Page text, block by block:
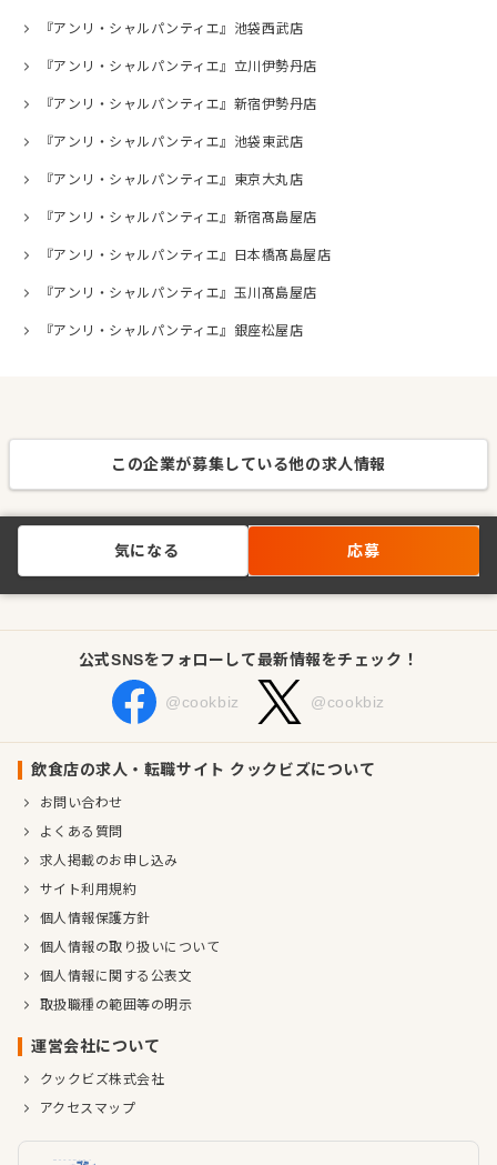
『アンリ・シャルパンティエ』池袋西武店
『アンリ・シャルパンティエ』立川伊勢丹店
『アンリ・シャルパンティエ』新宿伊勢丹店
『アンリ・シャルパンティエ』池袋東武店
『アンリ・シャルパンティエ』東京大丸店
『アンリ・シャルパンティエ』新宿髙島屋店
『アンリ・シャルパンティエ』日本橋髙島屋店
『アンリ・シャルパンティエ』玉川髙島屋店
『アンリ・シャルパンティエ』銀座松屋店
この企業が募集している他の求人情報
気になる 応募
公式SNSをフォローして最新情報をチェック！
@cookbiz @cookbiz
飲食店の求人・転職サイト クックビズについて
お問い合わせ
よくある質問
求人掲載のお申し込み
サイト利用規約
個人情報保護方針
個人情報の取り扱いについて
個人情報に関する公表文
取扱職種の範囲等の明示
運営会社について
クックビズ株式会社
アクセスマップ